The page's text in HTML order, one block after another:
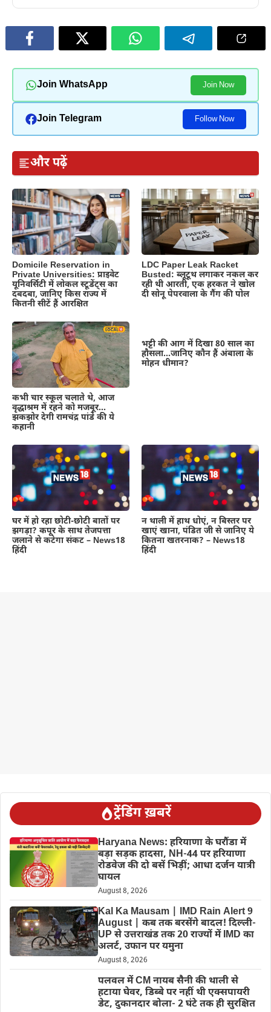
Join WhatsApp Join Now
Join Telegram Follow Now
और पढ़ें
Domicile Reservation in
Private Universities: प्राइवेट
यूनिवर्सिटी में लोकल स्टूडेंट्स का
दबदबा, जानिए किस राज्य में
कितनी सीटें हैं आरक्षित
LDC Paper Leak Racket
Busted: ब्लूटूथ लगाकर नकल कर
रही थी आरती, एक हरकत ने खोल
दी सोनू पेपरवाला के गैंग की पोल
कभी चार स्कूल चलाते थे, आज
वृद्धाश्रम में रहने को मजबूर…
झकझोर देगी रामचंद्र पांडे की ये
कहानी
भट्टी की आग में दिखा 80 साल का
हौसला…जानिए कौन हैं अंबाला के
मोहन धीमान?
घर में हो रहा छोटी-छोटी बातों पर
झगड़ा? कपूर के साथ तेजपत्ता
जलाने से कटेगा संकट – News18
हिंदी
न थाली में हाथ धोएं, न बिस्तर पर
खाएं खाना, पंडित जी से जानिए ये
कितना खतरनाक? – News18
हिंदी
ट्रेंडिंग ख़बरें
Haryana News: हरियाणा के घरौंडा में
बड़ा सड़क हादसा, NH-44 पर हरियाणा
रोडवेज की दो बसें भिड़ीं; आधा दर्जन यात्री
घायल
August 8, 2026
Kal Ka Mausam | IMD Rain Alert 9
August | कब तक बरसेंगे बादल! दिल्ली-
UP से उत्तराखंड तक 20 राज्यों में IMD का
अलर्ट, उफान पर यमुना
August 8, 2026
पलवल में CM नायब सैनी की थाली से
हटाया घेवर, डिब्बे पर नहीं थी एक्सपायरी
डेट, दुकानदार बोला- 2 घंटे तक ही सुरक्षित